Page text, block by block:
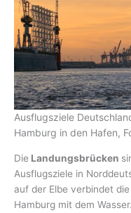
Ausflugsziele
Hamburg in den Hafen,
Die Landungsbrücken
Ausflugsziele in
auf der Elbe verbindet
Hamburg mit dem